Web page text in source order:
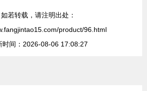
如若转载，请注明出处：
product/96.html
时间：2026-08-06 17:08:27